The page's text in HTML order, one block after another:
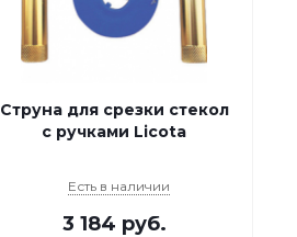
Струна для срезки стекол
с ручками Licota
Есть в наличии
3 184 руб.